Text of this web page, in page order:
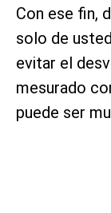
Con ese fin,
solo de
evitar el
mesurado
puede ser